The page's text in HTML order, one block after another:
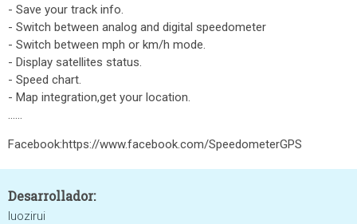
- Save your track info.
- Switch between analog and digital speedometer
- Switch between mph or km/h mode.
- Display satellites status.
- Speed chart.
- Map integration,get your location.
……
Facebook:https://www.facebook.com/SpeedometerGPS
Desarrollador:
luozirui